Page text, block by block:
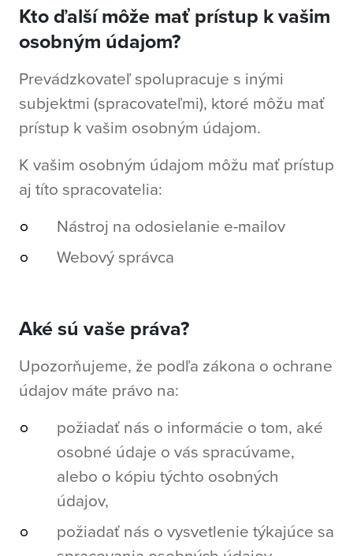
Kto ďalší môže mať prístup k vašim
osobným údajom?
Prevádzkovateľ spolupracuje s inými
subjektmi (spracovateľmi), ktoré môžu mať
prístup k vašim osobným údajom.
K vašim osobným údajom môžu mať prístup
aj títo spracovatelia:
Nástroj na odosielanie e-mailov
Webový správca
Aké sú vaše práva?
Upozorňujeme, že podľa zákona o ochrane
údajov máte právo na:
požiadať nás o informácie o tom, aké
osobné údaje o vás spracúvame,
alebo o kópiu týchto osobných
údajov,
požiadať nás o vysvetlenie týkajúce sa